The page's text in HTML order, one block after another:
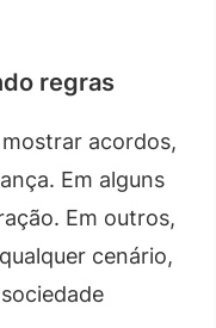
regras
acordos,
Em alguns
Em outros,
cenário,